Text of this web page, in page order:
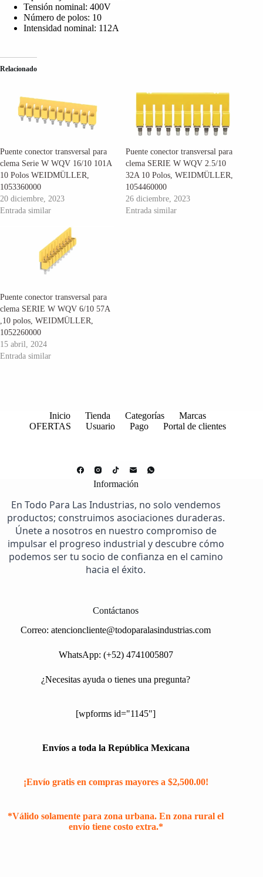
Tensión nominal: 400V
Número de polos: 10
Intensidad nominal: 112A
Relacionado
Puente conector transversal para
clema Serie W WQV 16/10 101A
10 Polos WEIDMÜLLER,
1053360000
20 diciembre, 2023
Entrada similar
Puente conector transversal para
clema SERIE W WQV 2.5/10
32A 10 Polos, WEIDMÜLLER,
1054460000
26 diciembre, 2023
Entrada similar
Puente conector transversal para
clema SERIE W WQV 6/10 57A
,10 polos, WEIDMÜLLER,
1052260000
15 abril, 2024
Entrada similar
Inicio Tienda Categorías
Marcas
OFERTAS
Usuario Pago Portal de clientes
Información
En Todo Para Las Industrias, no solo vendemos
productos; construimos asociaciones duraderas.
Únete a nosotros en nuestro compromiso de
impulsar el progreso industrial y descubre cómo
podemos ser tu socio de confianza en el camino
hacia el éxito.
Contáctanos
Correo:atencioncliente@todoparalasindustrias.com
WhatsApp: (+52) 4741005807
¿Necesitas ayuda o tienes una pregunta?
[wpforms id="1145"]
Envíos a toda la República Mexicana
¡Envío gratis en compras mayores a $2,500.00!
*Válido solamente para zona urbana. En zona rural el
envío tiene costo extra.*